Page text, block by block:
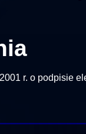
r. o podpisie